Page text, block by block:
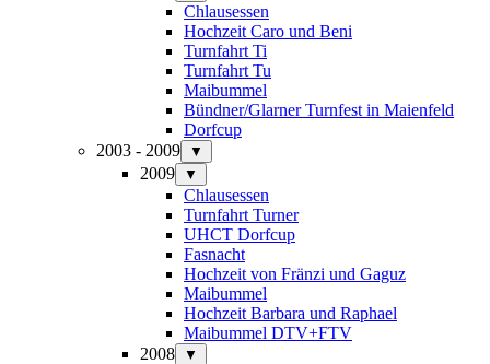
Chlausessen
Hochzeit Caro und Beni
Turnfahrt Ti
Turnfahrt Tu
Maibummel
Bündner/Glarner Turnfest in Maienfeld
Dorfcup
2003 - 2009
▼
2009 ▼
Chlausessen
Turnfahrt Turner
UHCT Dorfcup
Fasnacht
Hochzeit von Fränzi und Gaguz
Maibummel
Hochzeit Barbara und Raphael
Maibummel DTV+FTV
2008
▼